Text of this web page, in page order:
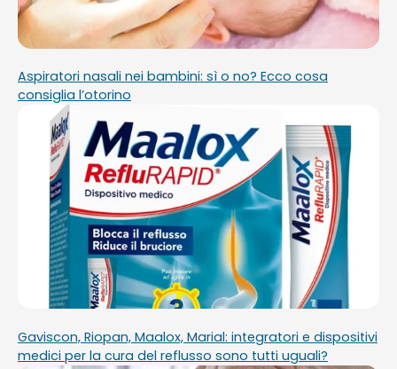
Aspiratori nasali nei bambini: sì o no? Ecco cosa
consiglia l’otorino
Gaviscon, Riopan, Maalox, Marial: integratori e dispositivi
medici per la cura del reflusso sono tutti uguali?